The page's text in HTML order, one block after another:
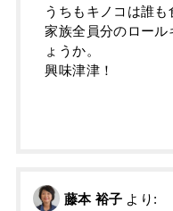
うちもキノコは誰も
家族全員分のロール
ょうか。
興味津津！
藤本 裕子 より: